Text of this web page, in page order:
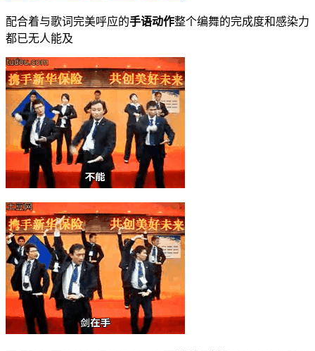
配合着与歌词完美呼应的手语动作整个编舞的完成度和感染力
都已无人能及